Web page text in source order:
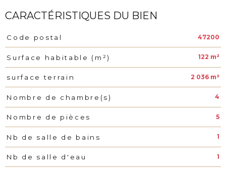
CARACTÉRISTIQUES DU BIEN
Caractéristiques Valeurs
Code postal 47200
Surface habitable (m²) 122 m²
surface terrain 2 036 m²
Nombre de chambre(s) 4
Nombre de pièces 5
Nb de salle de bains 1
Nb de salle d'eau 1